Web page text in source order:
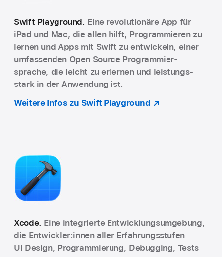
Swift Play­ground. Eine revolutionäre App für
iPad und Mac, die allen hilft, Program­mieren zu
lernen und Apps mit Swift zu ent­wickeln, einer
um­fassen­den Open Source Pro­grammier­
sprache, die leicht zu erlernen und leistungs­
stark in der Anwendung ist.
Weitere Infos zu Swift Playground
Xcode. Eine integrierte Entwicklungs­umgebung,
die Entwickler:innen aller Erfahrungs­stufen
UI Design, Program­mierung, Debugging, Tests